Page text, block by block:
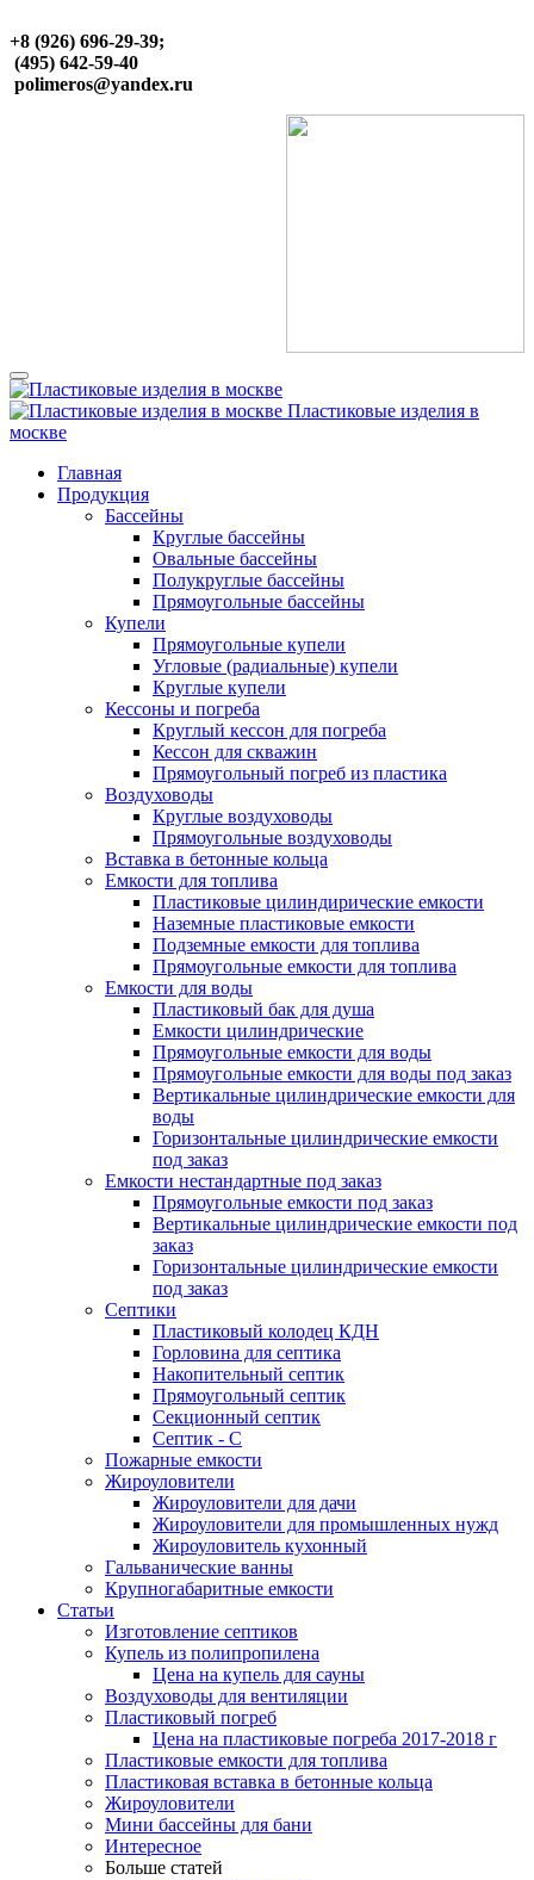
+8 (926) 696-29-39;
(495) 642-59-40
polimeros@yandex.ru
Пластиковые изделия в
москве
Главная
Продукция
Бассейны
Круглые бассейны
Овальные бассейны
Полукруглые бассейны
Прямоугольные бассейны
Купели
Прямоугольные купели
Угловые (радиальные) купели
Круглые купели
Кессоны и погреба
Круглый кессон для погреба
Кессон для скважин
Прямоугольный погреб из пластика
Воздуховоды
Круглые воздуховоды
Прямоугольные воздуховоды
Вставка в бетонные кольца
Емкости для топлива
Пластиковые цилиндирические емкости
Наземные пластиковые емкости
Подземные емкости для топлива
Прямоугольные емкости для топлива
Емкости для воды
Пластиковый бак для душа
Емкости цилиндрические
Прямоугольные емкости для воды
Прямоугольные емкости для воды под заказ
Вертикальные цилиндрические емкости для
воды
Горизонтальные цилиндрические емкости
под заказ
Емкости нестандартные под заказ
Прямоугольные емкости под заказ
Вертикальные цилиндрические емкости под
заказ
Горизонтальные цилиндрические емкости
под заказ
Септики
Пластиковый колодец КДН
Горловина для септика
Накопительный септик
Прямоугольный септик
Секционный септик
Септик - С
Пожарные емкости
Жироуловители
Жироуловители для дачи
Жироуловители для промышленных нужд
Жироуловитель кухонный
Гальванические ванны
Крупногабаритные емкости
Статьи
Изготовление септиков
Купель из полипропилена
Цена на купель для сауны
Воздуховоды для вентиляции
Пластиковый погреб
Цена на пластиковые погреба 2017-2018 г
Пластиковые емкости для топлива
Пластиковая вставка в бетонные кольца
Жироуловители
Мини бассейны для бани
Интересное
Больше статей